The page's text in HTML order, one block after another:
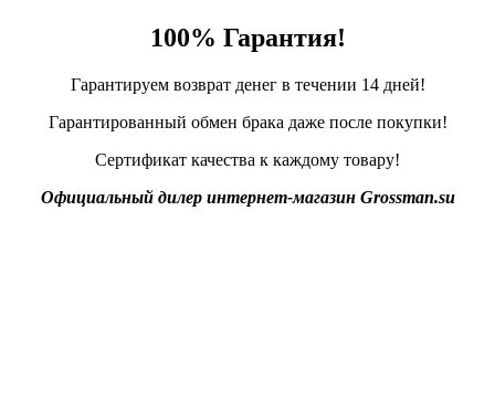
100% Гарантия!
Гарантируем возврат денег в течении 14 дней!
Гарантированный обмен брака даже после покупки!
Сертификат качества к каждому товару!
Официальный дилер интернет-магазин Grossman.su